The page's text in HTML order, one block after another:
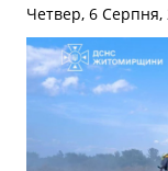
Четвер, 6 Серпня,